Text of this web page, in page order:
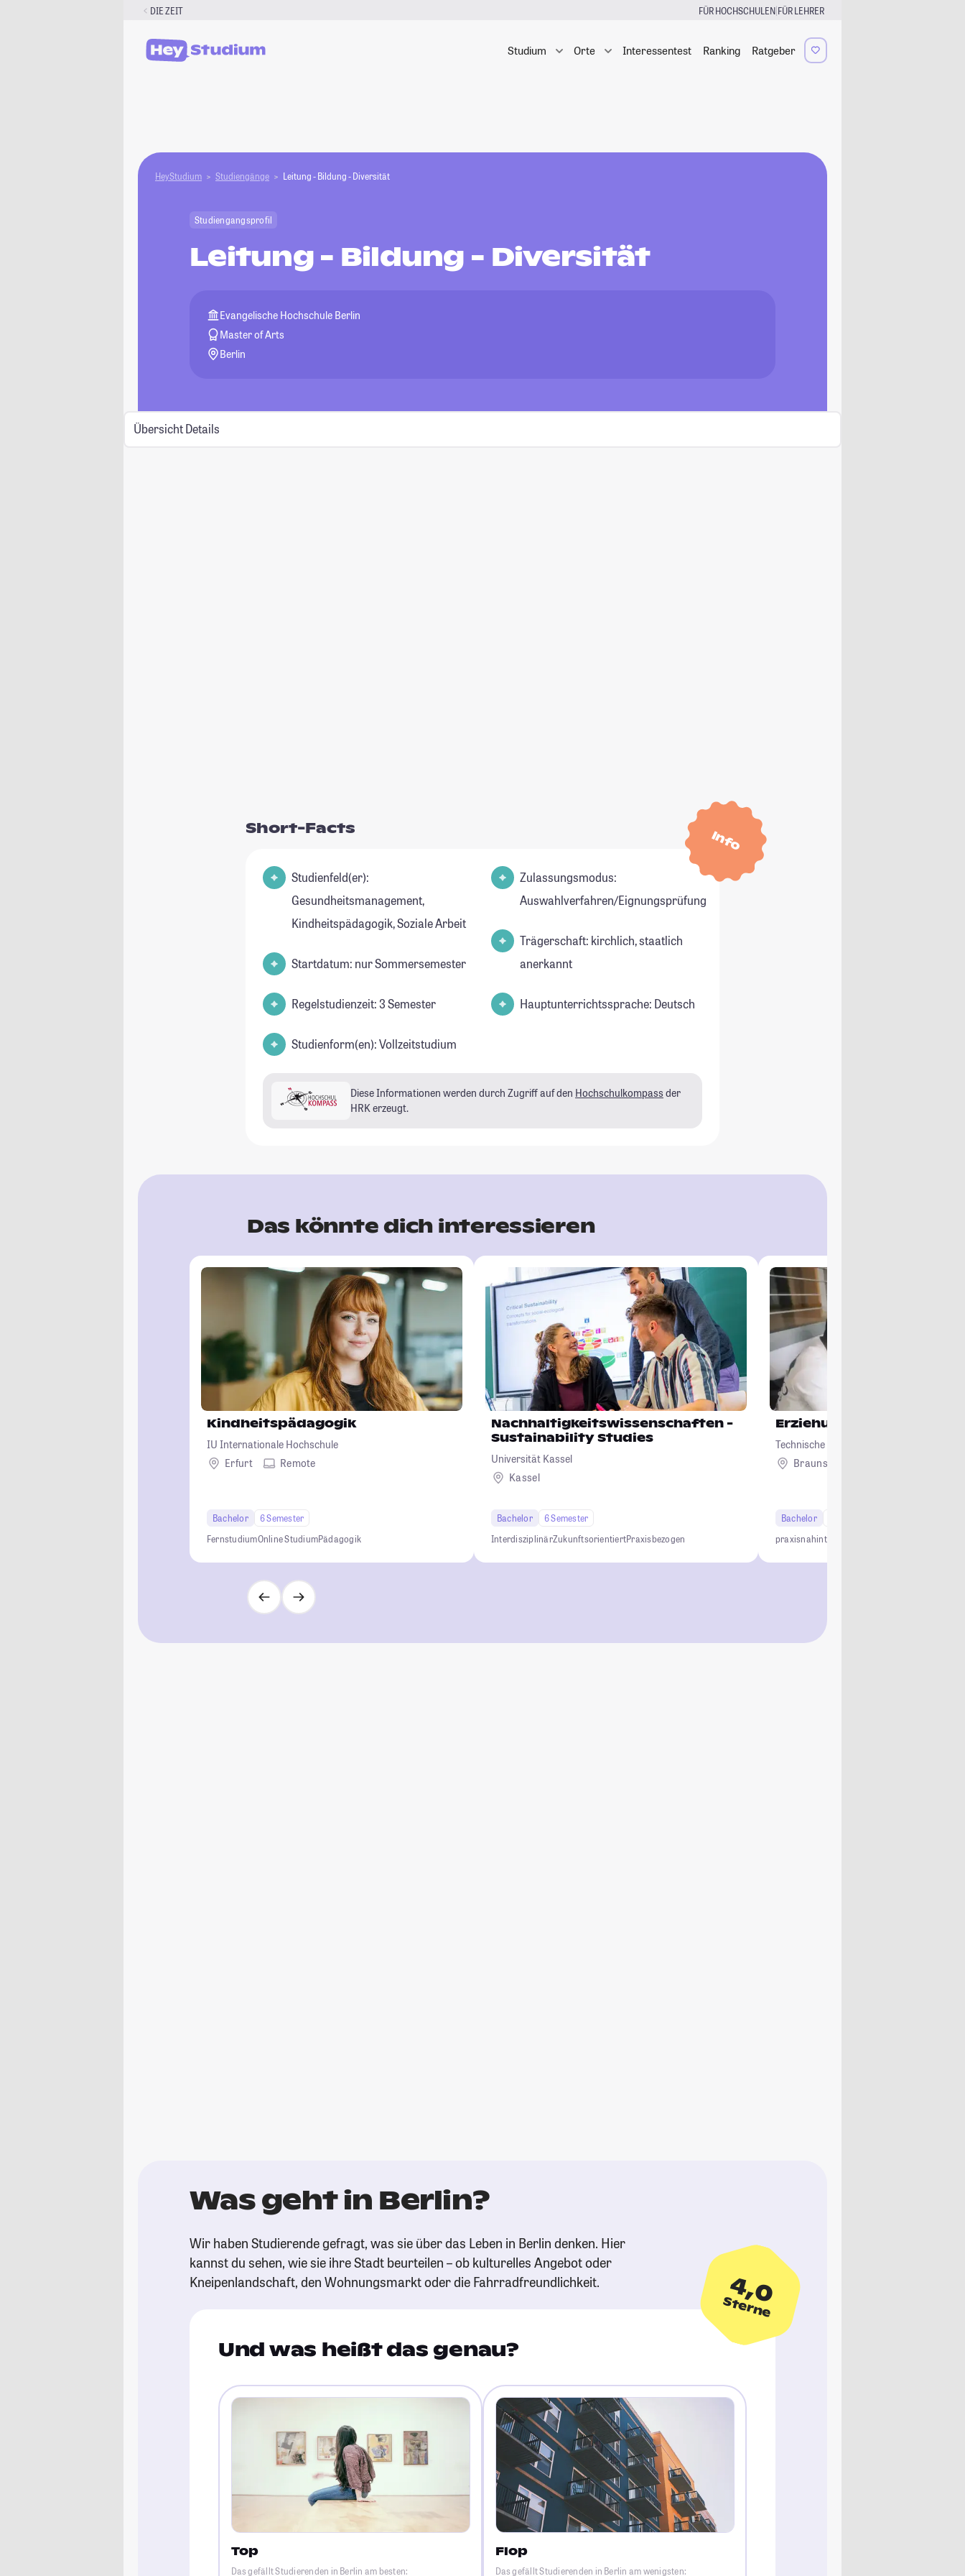
DIE ZEIT FÜR HOCHSCHULEN|FÜR LEHRER
Studium Orte Interessentest Ranking Ratgeber
HeyStudium Studiengänge Leitung - Bildung - Diversität
Studiengangsprofil
Leitung - Bildung - Diversität
Evangelische Hochschule Berlin
Master of Arts
Berlin
Übersicht Details
Info
Short-Facts
Studienfeld(er):
Gesundheitsmanagement,
Kindheitspädagogik, Soziale Arbeit
Startdatum: nur Sommersemester
Regelstudienzeit: 3 Semester
Studienform(en): Vollzeitstudium
Zulassungsmodus:
Auswahlverfahren/Eignungsprüfung
Trägerschaft: kirchlich, staatlich
anerkannt
Hauptunterrichtssprache: Deutsch
Diese Informationen werden durch Zugriff auf den Hochschulkompass der
HRK erzeugt.
Das könnte dich interessieren
Kindheitspädagogik
IU Internationale Hochschule
Erfurt
Remote
Bachelor
6 Semester
FernstudiumOnline StudiumPädagogik
Nachhaltigkeitswissenschaften -
Sustainability Studies
Universität Kassel
Kassel
Bachelor
6 Semester
InterdisziplinärZukunftsorientiertPraxisbezogen
Erziehungswissenschaft
Technische Universität Braunschweig
Braunschweig
Bachelor
praxisnahinterdisziplinär
Was geht in Berlin?
Wir haben Studierende gefragt, was sie über das Leben in Berlin denken. Hier
kannst du sehen, wie sie ihre Stadt beurteilen – ob kulturelles Angebot oder
Kneipenlandschaft, den Wohnungsmarkt oder die Fahrradfreundlichkeit.
4,0
Sterne
Und was heißt das genau?
Top
Das gefällt Studierenden in Berlin am besten:
Flop
Das gefällt Studierenden in Berlin am wenigsten: